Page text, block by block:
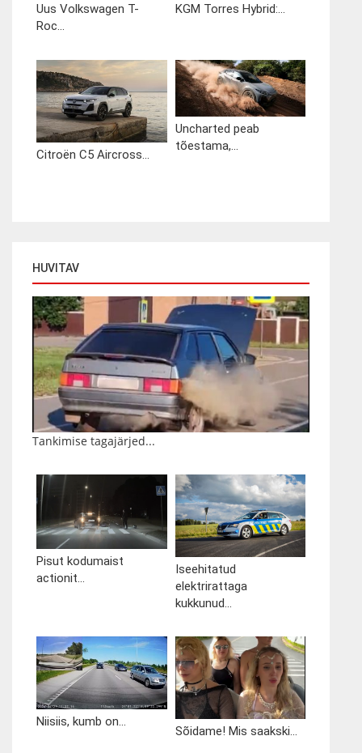
Uus Volkswagen T-
Roc...
KGM Torres Hybrid:...
Citroën C5 Aircross...
Uncharted peab
tõestama,...
HUVITAV
Tankimise tagajärjed...
Pisut kodumaist
actionit...
Iseehitatud
elektrirattaga
kukkunud...
Niisiis, kumb on...
Sõidame! Mis saakski...